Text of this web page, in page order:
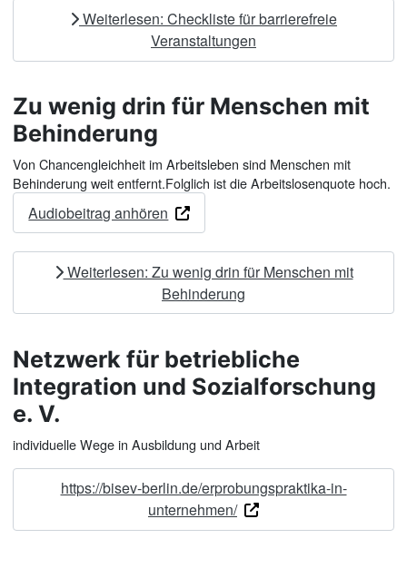
Weiterlesen: Checkliste für barrierefreie
Veranstaltungen
Zu wenig drin für Menschen mit
Behinderung
Von Chancengleichheit im Arbeitsleben sind Menschen mit
Behinderung weit entfernt.Folglich ist die Arbeitslosenquote hoch.
Audiobeitrag anhören
Weiterlesen: Zu wenig drin für Menschen mit
Behinderung
Netzwerk für betriebliche
Integration und Sozialforschung
e. V.
individuelle Wege in Ausbildung und Arbeit
https://bisev-berlin.de/erprobungspraktika-in-
unternehmen/